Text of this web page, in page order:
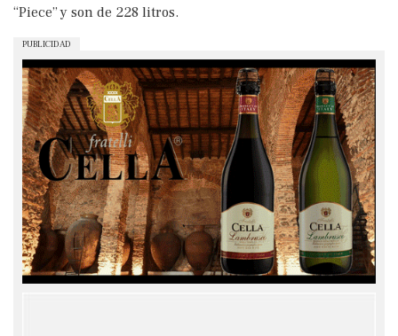
“Piece” y son de 228 litros.
PUBLICIDAD